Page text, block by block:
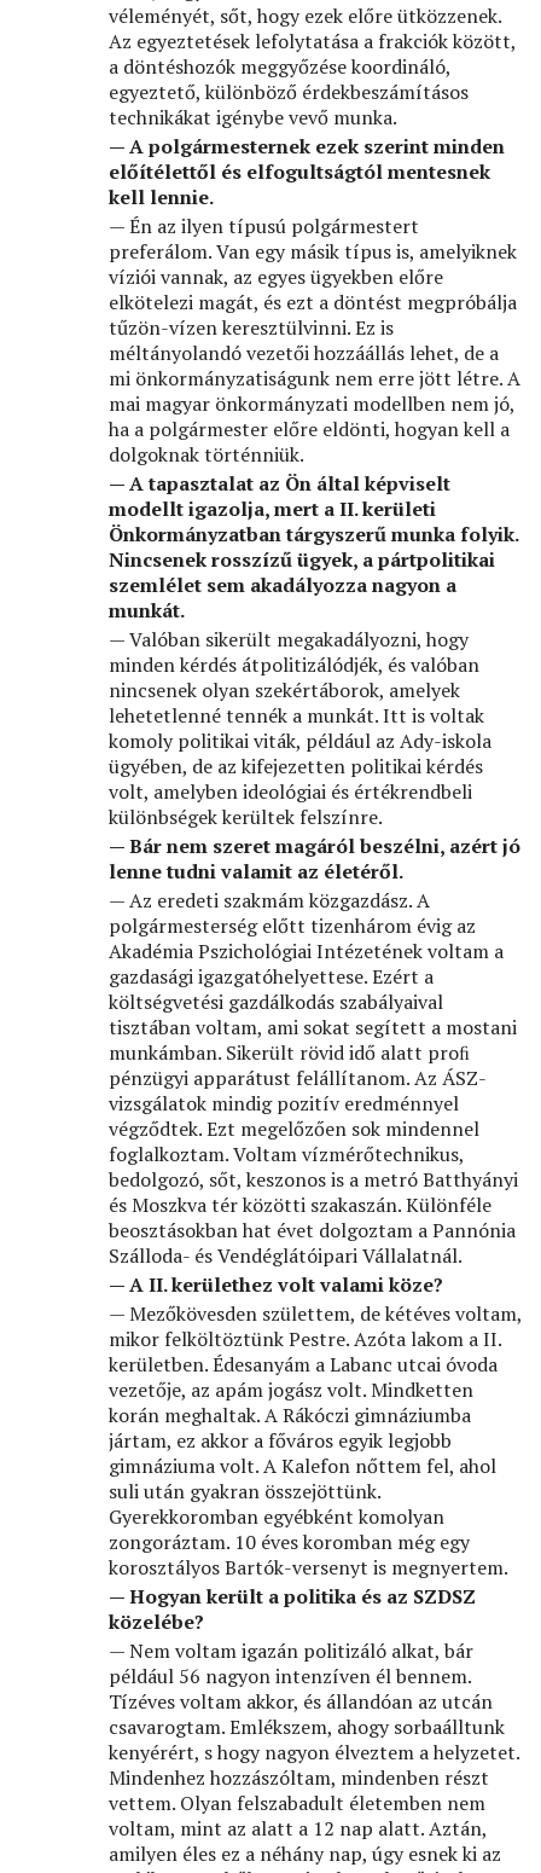
véleményét, sőt, hogy ezek előre ütközzenek.
Az egyeztetések lefolytatása a frakciók között,
a döntéshozók meggyőzése koordináló,
egyeztető, különböző érdekbeszámításos
technikákat igénybe vevő munka.
— A polgármesternek ezek szerint minden
előítélettől és elfogultságtól mentesnek
kell lennie.
— Én az ilyen típusú polgármestert
preferálom. Van egy másik típus is, amelyiknek
víziói vannak, az egyes ügyekben előre
elkötelezi magát, és ezt a döntést megpróbálja
tűzön-vízen keresztülvinni. Ez is
méltányolandó vezetői hozzáállás lehet, de a
mi önkormányzatiságunk nem erre jött létre. A
mai magyar önkormányzati modellben nem jó,
ha a polgármester előre eldönti, hogyan kell a
dolgoknak történniük.
— A tapasztalat az Ön által képviselt
modellt igazolja, mert a II. kerületi
Önkormányzatban tárgyszerű munka folyik.
Nincsenek rosszízű ügyek, a pártpolitikai
szemlélet sem akadályozza nagyon a
munkát.
— Valóban sikerült megakadályozni, hogy
minden kérdés átpolitizálódjék, és valóban
nincsenek olyan szekértáborok, amelyek
lehetetlenné tennék a munkát. Itt is voltak
komoly politikai viták, például az Ady-iskola
ügyében, de az kifejezetten politikai kérdés
volt, amelyben ideológiai és értékrendbeli
különbségek kerültek felszínre.
— Bár nem szeret magáról beszélni, azért jó
lenne tudni valamit az életéről.
— Az eredeti szakmám közgazdász. A
polgármesterség előtt tizenhárom évig az
Akadémia Pszichológiai Intézetének voltam a
gazdasági igazgatóhelyettese. Ezért a
költségvetési gazdálkodás szabályaival
tisztában voltam, ami sokat segített a mostani
munkámban. Sikerült rövid idő alatt proﬁ
pénzügyi apparátust felállítanom. Az ÁSZ-
vizsgálatok mindig pozitív eredménnyel
végződtek. Ezt megelőzően sok mindennel
foglalkoztam. Voltam vízmérőtechnikus,
bedolgozó, sőt, keszonos is a metró Batthyányi
és Moszkva tér közötti szakaszán. Különféle
beosztásokban hat évet dolgoztam a Pannónia
Szálloda- és Vendéglátóipari Vállalatnál.
— A II. kerülethez volt valami köze?
— Mezőkövesden születtem, de kétéves voltam,
mikor felköltöztünk Pestre. Azóta lakom a II.
kerületben. Édesanyám a Labanc utcai óvoda
vezetője, az apám jogász volt. Mindketten
korán meghaltak. A Rákóczi gimnáziumba
jártam, ez akkor a főváros egyik legjobb
gimnáziuma volt. A Kalefon nőttem fel, ahol
suli után gyakran összejöttünk.
Gyerekkoromban egyébként komolyan
zongoráztam. 10 éves koromban még egy
korosztályos Bartók-versenyt is megnyertem.
— Hogyan került a politika és az SZDSZ
közelébe?
— Nem voltam igazán politizáló alkat, bár
például 56 nagyon intenzíven él bennem.
Tízéves voltam akkor, és állandóan az utcán
csavarogtam. Emlékszem, ahogy sorbaálltunk
kenyérért, s hogy nagyon élveztem a helyzetet.
Mindenhez hozzászóltam, mindenben részt
vettem. Olyan felszabadult életemben nem
voltam, mint az alatt a 12 nap alatt. Aztán,
amilyen éles ez a néhány nap, úgy esnek ki az